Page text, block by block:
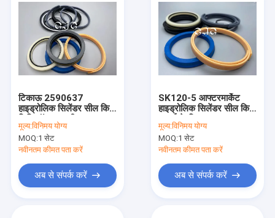
टिकाऊ 2590637
हाइड्रोलिक सिलेंडर सील किट
सिलिकॉन सामग्री 5-500
मिमी व्यास:
मूल्य:विनिमय योग्य
MOQ:1 सेट
नवीनतम कीमत पता करें
अब से संपर्क करें
SK120-5 आफ्टरमार्केट
हाइड्रोलिक सिलेंडर सील किट
खुदाई के लिए NBR FKM
सामग्री:
मूल्य:विनिमय योग्य
MOQ:1 सेट
नवीनतम कीमत पता करें
अब से संपर्क करें